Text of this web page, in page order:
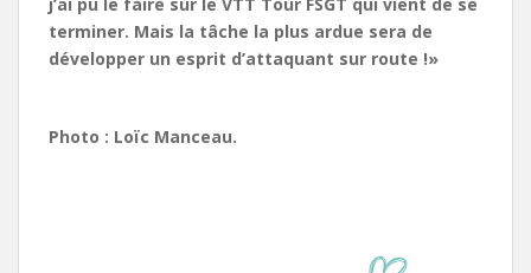
terminer. Mais la tâche la plus ardue sera de
développer un esprit d’attaquant sur route !»
Photo : Loïc Manceau.